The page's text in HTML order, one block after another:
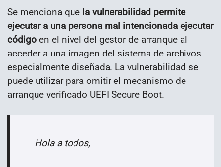
Se menciona que la vulnerabilidad permite
ejecutar a una persona mal intencionada ejecutar
código en el nivel del gestor de arranque al
acceder a una imagen del sistema de archivos
especialmente diseñada. La vulnerabilidad se
puede utilizar para omitir el mecanismo de
arranque verificado UEFI Secure Boot.
Hola a todos,